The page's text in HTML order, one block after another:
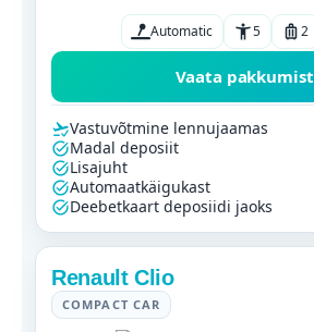
Automatic 5 2
Vaata pakkumist
Vastuvõtmine lennujaamas
Madal deposiit
Lisajuht
Automaatkäigukast
Deebetkaart deposiidi jaoks
Renault Clio
COMPACT CAR